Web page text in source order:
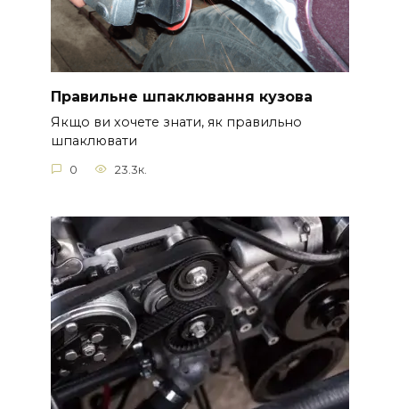
Правильне шпаклювання кузова
Якщо ви хочете знати, як правильно
шпаклювати
0 23.3к.